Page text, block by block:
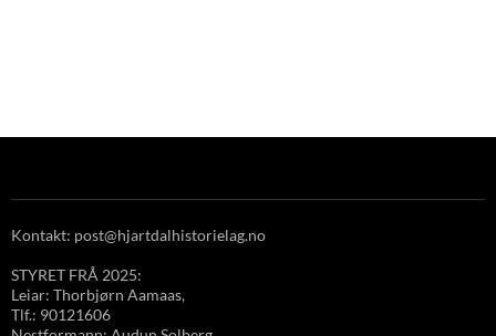
Kontakt: post@hjartdalhistorielag.no
STYRET FRÅ 2025:
Leiar: Thorbjørn Aamaas,
Tlf.: 90121606